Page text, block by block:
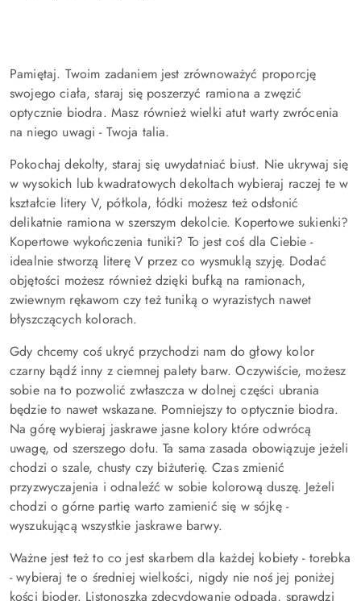
Pamiętaj. Twoim zadaniem jest zrównoważyć proporcję
swojego ciała, staraj się poszerzyć ramiona a zwęzić
optycznie biodra. Masz również wielki atut warty zwrócenia
na niego uwagi - Twoja talia.
Pokochaj dekolty, staraj się uwydatniać biust. Nie ukrywaj się
w wysokich lub kwadratowych dekoltach wybieraj raczej te w
kształcie litery V, półkola, łódki możesz też odsłonić
delikatnie ramiona w szerszym dekolcie. Kopertowe sukienki?
Kopertowe wykończenia tuniki? To jest coś dla Ciebie -
idealnie stworzą literę V przez co wysmuklą szyję. Dodać
objętości możesz również dzięki bufką na ramionach,
zwiewnym rękawom czy też tuniką o wyrazistych nawet
błyszczących kolorach.
Gdy chcemy coś ukryć przychodzi nam do głowy kolor
czarny bądź inny z ciemnej palety barw. Oczywiście, możesz
sobie na to pozwolić zwłaszcza w dolnej części ubrania
będzie to nawet wskazane. Pomniejszy to optycznie biodra.
Na górę wybieraj jaskrawe jasne kolory które odwrócą
uwagę, od szerszego dołu. Ta sama zasada obowiązuje jeżeli
chodzi o szale, chusty czy biżuterię. Czas zmienić
przyzwyczajenia i odnaleźć w sobie kolorową duszę. Jeżeli
chodzi o górne partię warto zamienić się w sójkę -
wyszukującą wszystkie jaskrawe barwy.
Ważne jest też to co jest skarbem dla każdej kobiety - torebka
- wybieraj te o średniej wielkości, nigdy nie noś jej poniżej
kości bioder. Listonoszka zdecydowanie odpada, sprawdzi